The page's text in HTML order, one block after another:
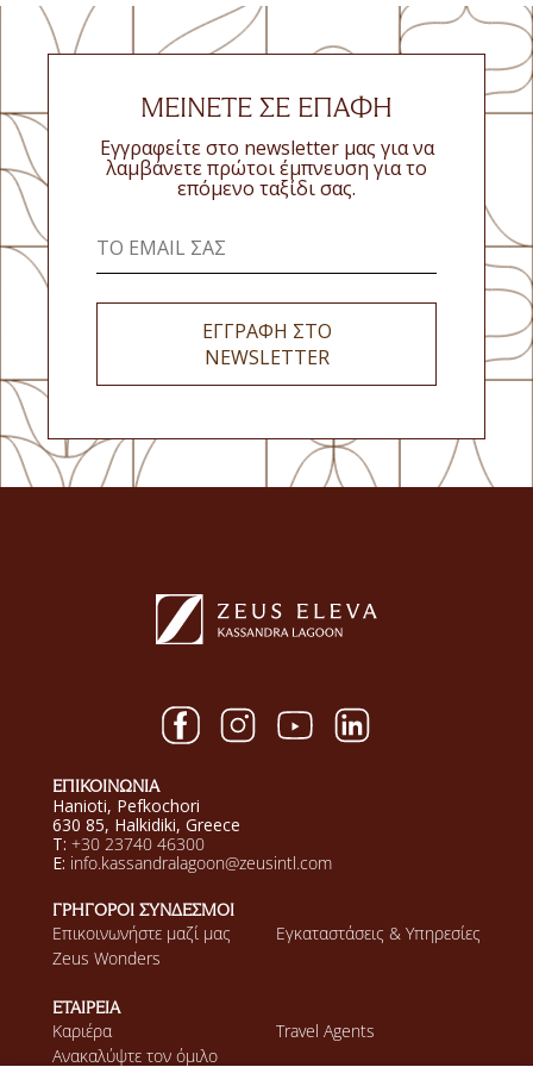
ΜΕΙΝΕΤΕ ΣΕ ΕΠΑΦΗ
Εγγραφείτε στο newsletter μας για να
λαμβάνετε πρώτοι έμπνευση για το
επόμενο ταξίδι σας.
ΕΓΓΡΑΦΗ ΣΤΟ
NEWSLETTER
ΕΠΙΚΟΙΝΩΝΙΑ
Hanioti, Pefkochori
630 85, Halkidiki, Greece
T: +30 23740 46300
E: info.kassandralagoon@zeusintl.com
ΓΡΗΓΟΡΟΙ ΣΥΝΔΕΣΜΟΙ
Επικοινωνήστε μαζί μας
Εγκαταστάσεις & Υπηρεσίες
Zeus Wonders
ΕΤΑΙΡΕΙΑ
Καριέρα
Τravel Agents
Ανακαλύψτε τον όμιλο